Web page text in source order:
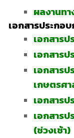
ผลงานท
เอกสารประกอ
เอกสาร
เอกสาร
เอกสาร
เกษตรศ
เอกสาร
เอกสาร
(ช่วงเช้า)